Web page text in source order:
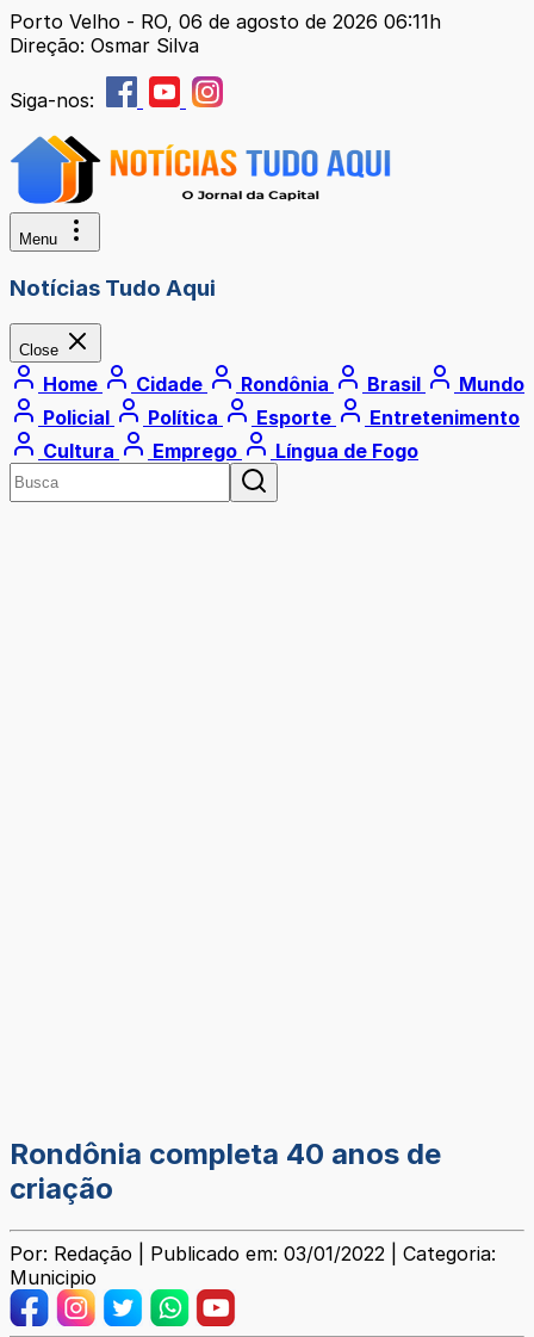
Porto Velho - RO, 06 de agosto de 2026 06:11h
Direção: Osmar Silva
Siga-nos:
Menu
Notícias Tudo Aqui
Close
Home Cidade Rondônia Brasil
Mundo
Policial
Política Esporte
Entretenimento
Cultura
Emprego Língua de Fogo
Rondônia completa 40 anos de
criação
Por: Redação | Publicado em: 03/01/2022 | Categoria:
Municipio